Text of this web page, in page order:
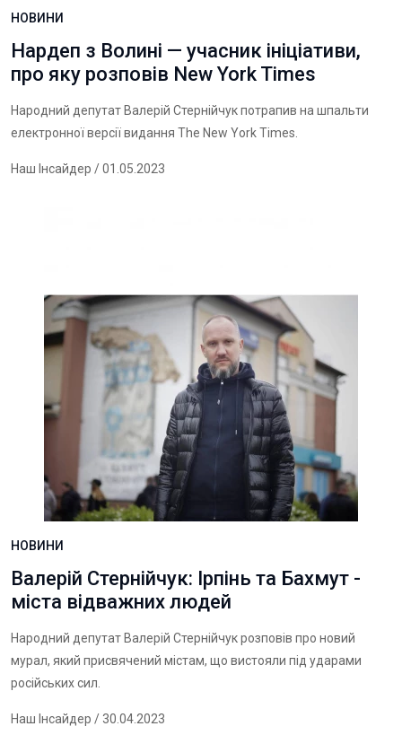
НОВИНИ
Нардеп з Волині — учасник ініціативи,
про яку розповів New York Times
Народний депутат Валерій Стернійчук потрапив на шпальти
електронної версії видання The New York Times.
Наш Інсайдер / 01.05.2023
НОВИНИ
Валерій Стернійчук: Ірпінь та Бахмут -
міста відважних людей
Народний депутат Валерій Стернійчук розповів про новий
мурал, який присвячений містам, що вистояли під ударами
російських сил.
Наш Інсайдер / 30.04.2023